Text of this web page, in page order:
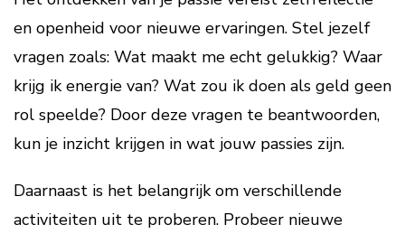
en openheid voor nieuwe ervaringen. Stel jezelf
vragen zoals: Wat maakt me echt gelukkig? Waar
krijg ik energie van? Wat zou ik doen als geld geen
rol speelde? Door deze vragen te beantwoorden,
kun je inzicht krijgen in wat jouw passies zijn.
Daarnaast is het belangrijk om verschillende
activiteiten uit te proberen. Probeer nieuwe